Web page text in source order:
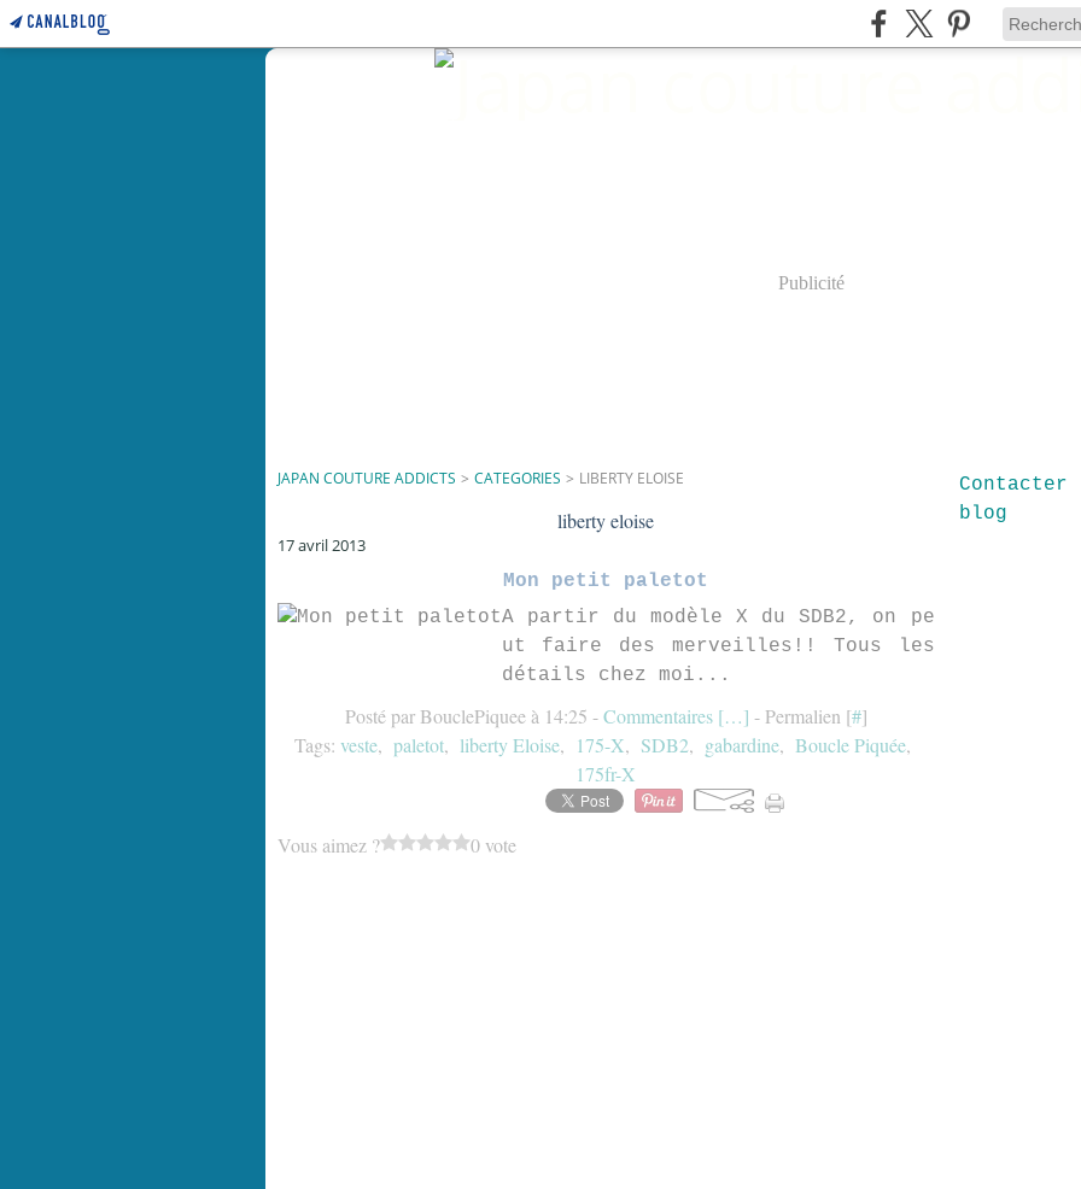
Publicité
JAPAN COUTURE ADDICTS > CATEGORIES > LIBERTY ELOISE
liberty eloise
17 avril 2013
Mon petit paletot
A partir du modèle X du SDB2, on pe
ut faire des merveilles!! Tous les
détails chez moi...
Posté par BouclePiquee à 14:25 -Commentaires […] - Permalien [#]
Tags: veste, paletot, liberty Eloise, 175-X, SDB2, gabardine, Boucle Piquée,
175fr-X
Vous aimez ? 0 vote
blog